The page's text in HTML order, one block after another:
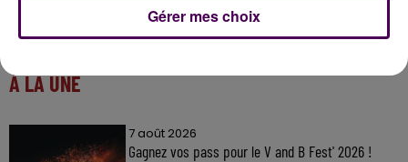
À LA UNE
7 août 2026
Gagnez vos pass pour le V and B Fest' 2026 !
Gérer mes choix